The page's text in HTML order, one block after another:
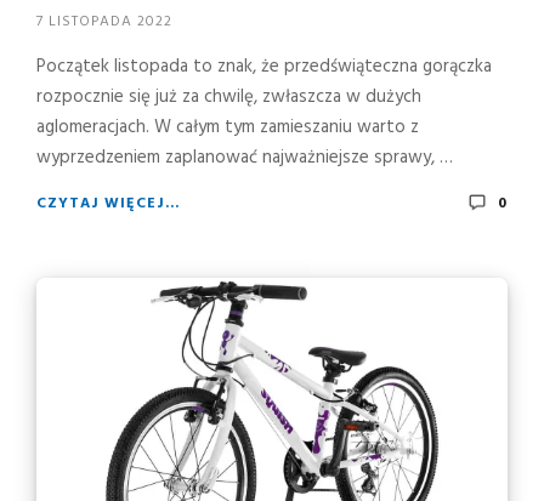
7 LISTOPADA 2022
Początek listopada to znak, że przedświąteczna gorączka
rozpocznie się już za chwilę, zwłaszcza w dużych
aglomeracjach. W całym tym zamieszaniu warto z
wyprzedzeniem zaplanować najważniejsze sprawy, …
CZYTAJ WIĘCEJ... 0